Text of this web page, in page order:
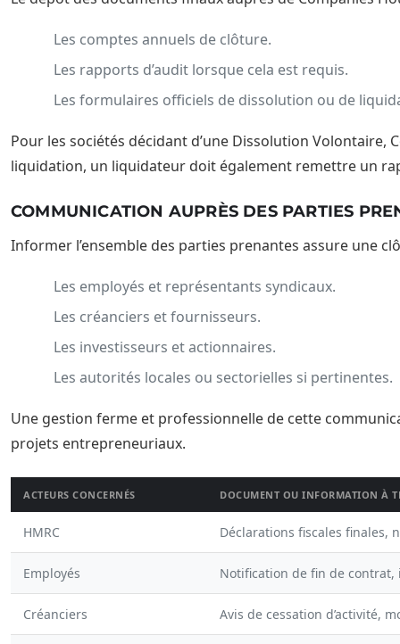
Les comptes annuels de clôture.
Les rapports d’audit lorsque cela est requis.
Les formulaires officiels de dissolution ou de
Pour les sociétés décidant d’une Dissolution Volontaire,
liquidation, un liquidateur doit également remettre un
COMMUNICATION AUPRÈS DES PARTIES
Informer l’ensemble des parties prenantes assure une
Les employés et représentants syndicaux.
Les créanciers et fournisseurs.
Les investisseurs et actionnaires.
Les autorités locales ou sectorielles si pertinentes.
Une gestion ferme et professionnelle de cette
projets entrepreneuriaux.
ACTEURS CONCERNÉS DOCUMENT OU INFORMATION À
HMRC Déclarations fiscales finales,
Employés Notification de fin de contrat,
Créanciers Avis de cessation d’activité,